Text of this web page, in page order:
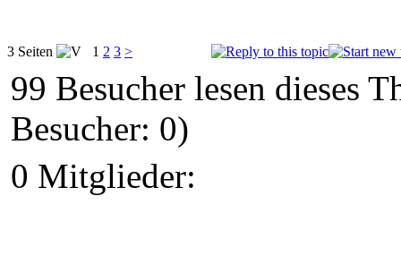
3 Seiten 1 2 3 >
99 Besucher lesen dieses
Besucher: 0)
0 Mitglieder: